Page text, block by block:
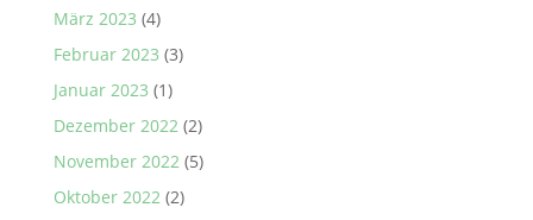
März 2023 (4)
Februar 2023 (3)
Januar 2023 (1)
Dezember 2022(2)
November 2022(5)
Oktober 2022(2)